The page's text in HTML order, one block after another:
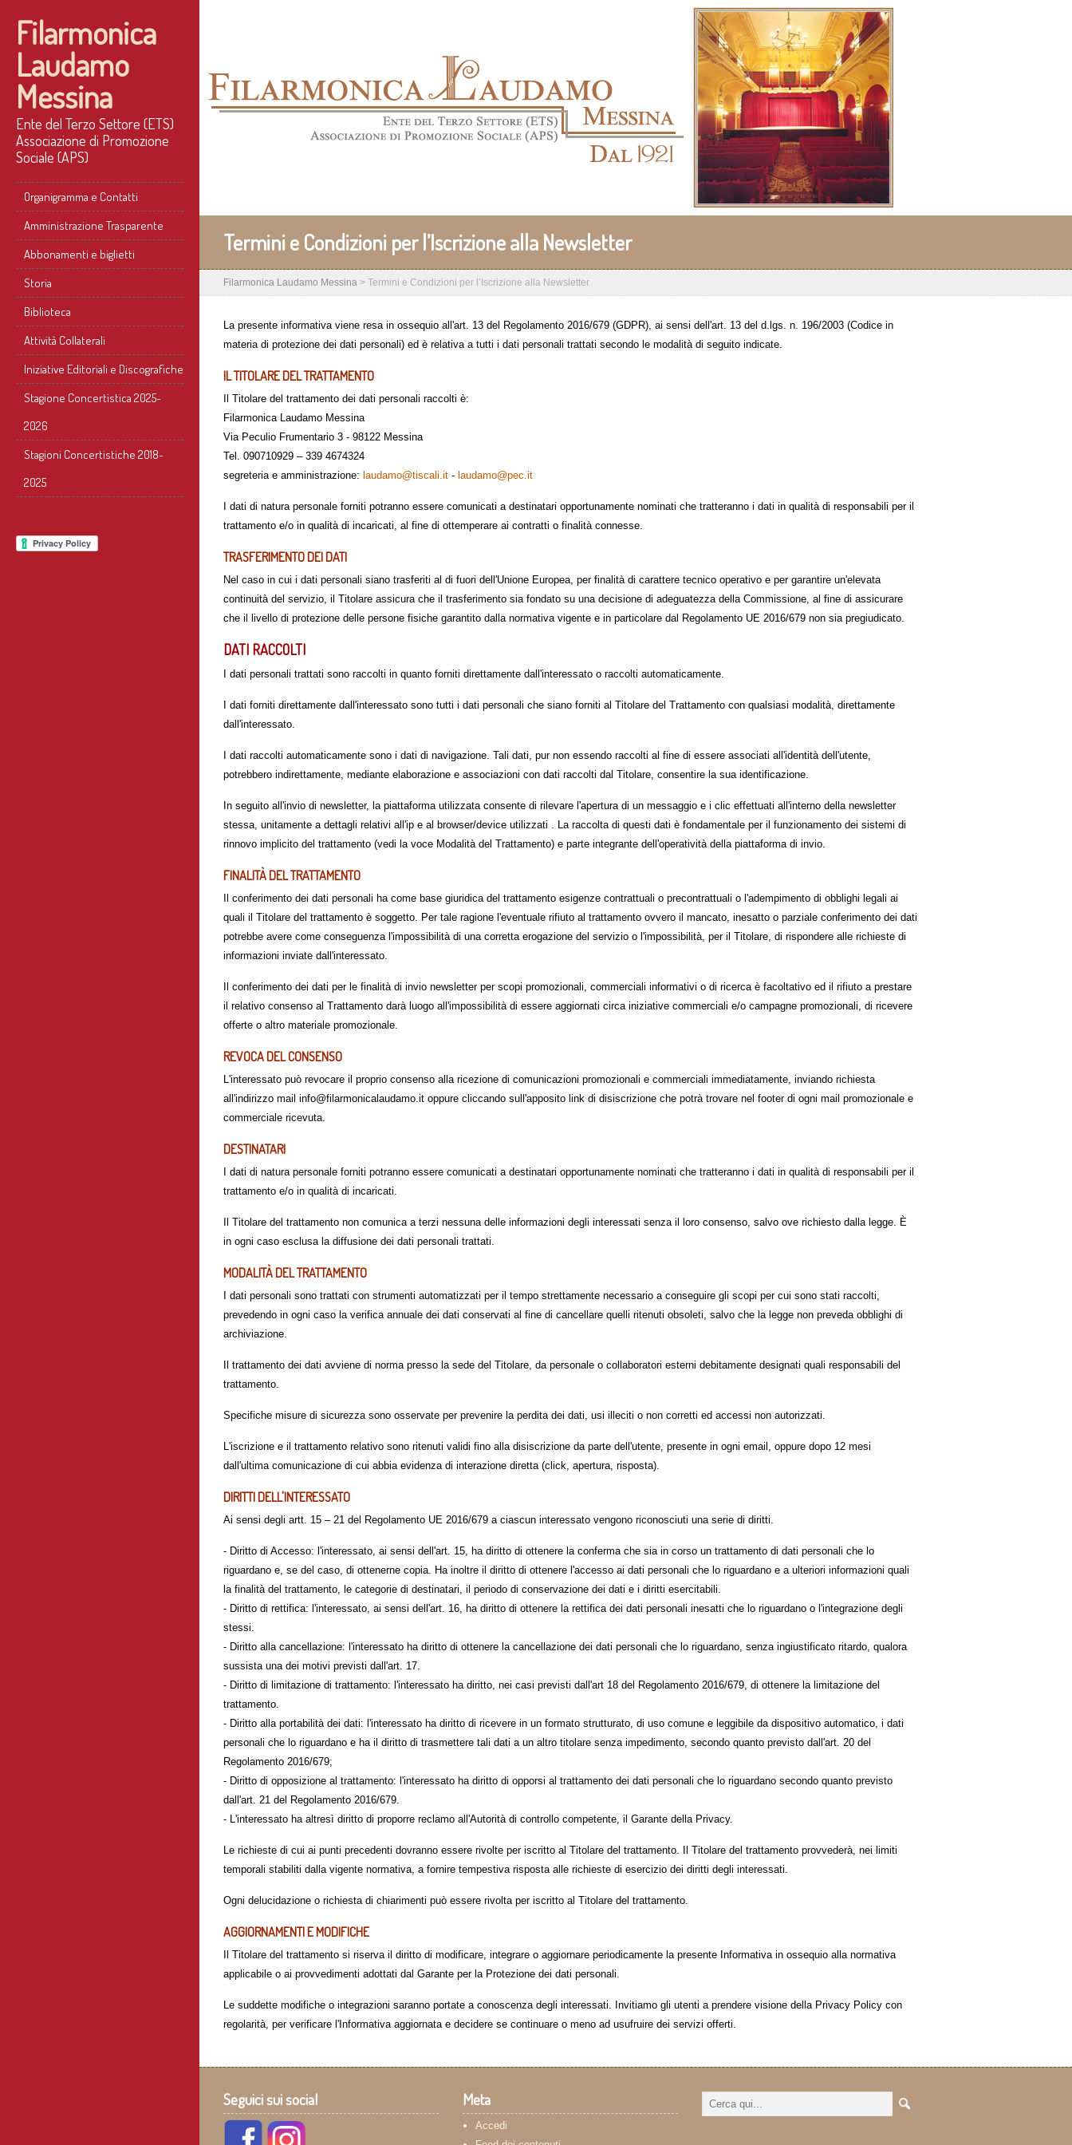
Filarmonica
Laudamo
Messina
Ente del Terzo Settore (ETS)
Associazione di Promozione
Sociale (APS)
Organigramma e Contatti
Amministrazione Trasparente
Abbonamenti e biglietti
Storia
Biblioteca
Attività Collaterali
Iniziative Editoriali e Discografiche
Stagione Concertistica 2025-
2026
Stagioni Concertistiche 2018-
2025
Termini e Condizioni per l’Iscrizione alla Newsletter
Filarmonica Laudamo Messina > Termini e Condizioni per l’Iscrizione alla Newsletter
La presente informativa viene resa in ossequio all'art. 13 del Regolamento 2016/679 (GDPR), ai sensi dell'art. 13 del d.lgs. n. 196/2003 (Codice in
materia di protezione dei dati personali) ed è relativa a tutti i dati personali trattati secondo le modalità di seguito indicate.
IL TITOLARE DEL TRATTAMENTO
Il Titolare del trattamento dei dati personali raccolti è:
Filarmonica Laudamo Messina
Via Peculio Frumentario 3 - 98122 Messina
Tel. 090710929 – 339 4674324
segreteria e amministrazione: laudamo@tiscali.it - laudamo@pec.it
I dati di natura personale forniti potranno essere comunicati a destinatari opportunamente nominati che tratteranno i dati in qualità di responsabili per il
trattamento e/o in qualità di incaricati, al fine di ottemperare ai contratti o finalità connesse.
TRASFERIMENTO DEI DATI
Nel caso in cui i dati personali siano trasferiti al di fuori dell'Unione Europea, per finalità di carattere tecnico operativo e per garantire un'elevata
continuità del servizio, il Titolare assicura che il trasferimento sia fondato su una decisione di adeguatezza della Commissione, al fine di assicurare
che il livello di protezione delle persone fisiche garantito dalla normativa vigente e in particolare dal Regolamento UE 2016/679 non sia pregiudicato.
DATI RACCOLTI
I dati personali trattati sono raccolti in quanto forniti direttamente dall'interessato o raccolti automaticamente.
I dati forniti direttamente dall'interessato sono tutti i dati personali che siano forniti al Titolare del Trattamento con qualsiasi modalità, direttamente
dall'interessato.
I dati raccolti automaticamente sono i dati di navigazione. Tali dati, pur non essendo raccolti al fine di essere associati all'identità dell'utente,
potrebbero indirettamente, mediante elaborazione e associazioni con dati raccolti dal Titolare, consentire la sua identificazione.
In seguito all'invio di newsletter, la piattaforma utilizzata consente di rilevare l'apertura di un messaggio e i clic effettuati all'interno della newsletter
stessa, unitamente a dettagli relativi all'ip e al browser/device utilizzati . La raccolta di questi dati è fondamentale per il funzionamento dei sistemi di
rinnovo implicito del trattamento (vedi la voce Modalità del Trattamento) e parte integrante dell'operatività della piattaforma di invio.
FINALITÀ DEL TRATTAMENTO
Il conferimento dei dati personali ha come base giuridica del trattamento esigenze contrattuali o precontrattuali o l'adempimento di obblighi legali ai
quali il Titolare del trattamento è soggetto. Per tale ragione l'eventuale rifiuto al trattamento ovvero il mancato, inesatto o parziale conferimento dei dati
potrebbe avere come conseguenza l'impossibilità di una corretta erogazione del servizio o l'impossibilità, per il Titolare, di rispondere alle richieste di
informazioni inviate dall'interessato.
Il conferimento dei dati per le finalità di invio newsletter per scopi promozionali, commerciali informativi o di ricerca è facoltativo ed il rifiuto a prestare
il relativo consenso al Trattamento darà luogo all'impossibilità di essere aggiornati circa iniziative commerciali e/o campagne promozionali, di ricevere
offerte o altro materiale promozionale.
REVOCA DEL CONSENSO
L'interessato può revocare il proprio consenso alla ricezione di comunicazioni promozionali e commerciali immediatamente, inviando richiesta
all'indirizzo mail info@filarmonicalaudamo.it oppure cliccando sull'apposito link di disiscrizione che potrà trovare nel footer di ogni mail promozionale e
commerciale ricevuta.
DESTINATARI
I dati di natura personale forniti potranno essere comunicati a destinatari opportunamente nominati che tratteranno i dati in qualità di responsabili per il
trattamento e/o in qualità di incaricati.
Il Titolare del trattamento non comunica a terzi nessuna delle informazioni degli interessati senza il loro consenso, salvo ove richiesto dalla legge. È
in ogni caso esclusa la diffusione dei dati personali trattati.
MODALITÀ DEL TRATTAMENTO
I dati personali sono trattati con strumenti automatizzati per il tempo strettamente necessario a conseguire gli scopi per cui sono stati raccolti,
prevedendo in ogni caso la verifica annuale dei dati conservati al fine di cancellare quelli ritenuti obsoleti, salvo che la legge non preveda obblighi di
archiviazione.
Il trattamento dei dati avviene di norma presso la sede del Titolare, da personale o collaboratori esterni debitamente designati quali responsabili del
trattamento.
Specifiche misure di sicurezza sono osservate per prevenire la perdita dei dati, usi illeciti o non corretti ed accessi non autorizzati.
L'iscrizione e il trattamento relativo sono ritenuti validi fino alla disiscrizione da parte dell'utente, presente in ogni email, oppure dopo 12 mesi
dall'ultima comunicazione di cui abbia evidenza di interazione diretta (click, apertura, risposta).
DIRITTI DELL'INTERESSATO
Ai sensi degli artt. 15 – 21 del Regolamento UE 2016/679 a ciascun interessato vengono riconosciuti una serie di diritti.
- Diritto di Accesso: l'interessato, ai sensi dell'art. 15, ha diritto di ottenere la conferma che sia in corso un trattamento di dati personali che lo
riguardano e, se del caso, di ottenerne copia. Ha inoltre il diritto di ottenere l'accesso ai dati personali che lo riguardano e a ulteriori informazioni quali
la finalità del trattamento, le categorie di destinatari, il periodo di conservazione dei dati e i diritti esercitabili.
- Diritto di rettifica: l'interessato, ai sensi dell'art. 16, ha diritto di ottenere la rettifica dei dati personali inesatti che lo riguardano o l'integrazione degli
stessi.
- Diritto alla cancellazione: l'interessato ha diritto di ottenere la cancellazione dei dati personali che lo riguardano, senza ingiustificato ritardo, qualora
sussista una dei motivi previsti dall'art. 17.
- Diritto di limitazione di trattamento: l'interessato ha diritto, nei casi previsti dall'art 18 del Regolamento 2016/679, di ottenere la limitazione del
trattamento.
- Diritto alla portabilità dei dati: l'interessato ha diritto di ricevere in un formato strutturato, di uso comune e leggibile da dispositivo automatico, i dati
personali che lo riguardano e ha il diritto di trasmettere tali dati a un altro titolare senza impedimento, secondo quanto previsto dall'art. 20 del
Regolamento 2016/679;
- Diritto di opposizione al trattamento: l'interessato ha diritto di opporsi al trattamento dei dati personali che lo riguardano secondo quanto previsto
dall'art. 21 del Regolamento 2016/679.
- L'interessato ha altresì diritto di proporre reclamo all'Autorità di controllo competente, il Garante della Privacy.
Le richieste di cui ai punti precedenti dovranno essere rivolte per iscritto al Titolare del trattamento. Il Titolare del trattamento provvederà, nei limiti
temporali stabiliti dalla vigente normativa, a fornire tempestiva risposta alle richieste di esercizio dei diritti degli interessati.
Ogni delucidazione o richiesta di chiarimenti può essere rivolta per iscritto al Titolare del trattamento.
AGGIORNAMENTI E MODIFICHE
Il Titolare del trattamento si riserva il diritto di modificare, integrare o aggiornare periodicamente la presente Informativa in ossequio alla normativa
applicabile o ai provvedimenti adottati dal Garante per la Protezione dei dati personali.
Le suddette modifiche o integrazioni saranno portate a conoscenza degli interessati. Invitiamo gli utenti a prendere visione della Privacy Policy con
regolarità, per verificare l'Informativa aggiornata e decidere se continuare o meno ad usufruire dei servizi offerti.
Seguici sui social Meta
Accedi